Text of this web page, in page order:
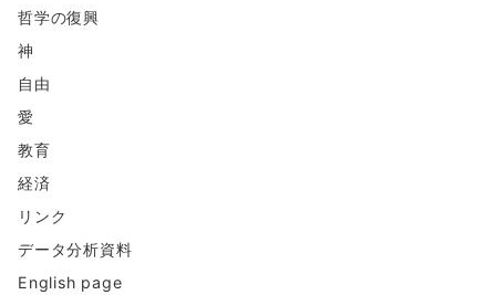
ツ
哲学の復興
神
自由
愛
教育
経済
リンク
データ分析資料
English page